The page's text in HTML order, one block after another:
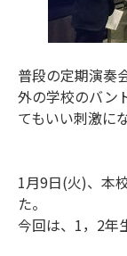
普段の定期演奏
外の学校のバン
てもいい刺激に
1月9日(火)、本
た。
今回は、1，2年